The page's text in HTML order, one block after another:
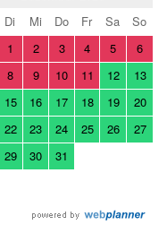
Di Mi Do Fr Sa
So
1
2 3 4 5
6
8 9 10 11 12
13
15 16 17 18 19
20
22 23 24 25 26
27
29 30 31